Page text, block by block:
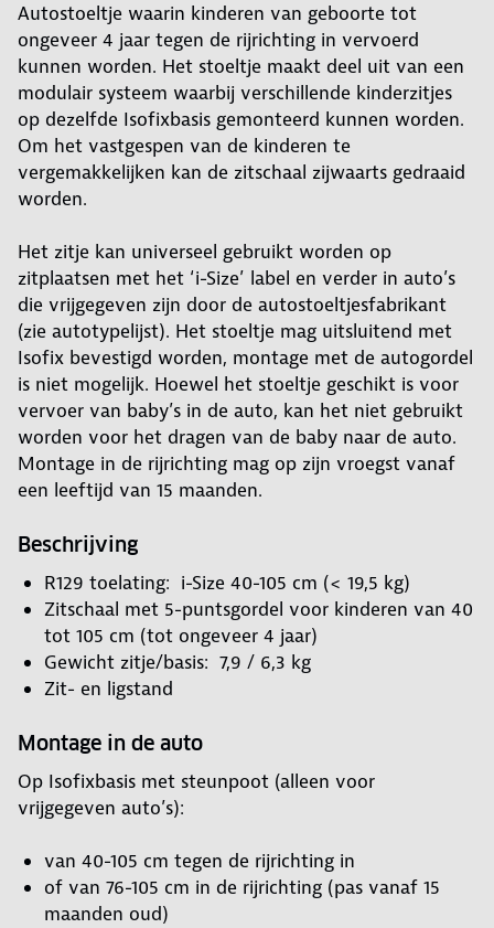
Autostoeltje waarin kinderen van geboorte tot
ongeveer 4 jaar tegen de rijrichting in vervoerd
kunnen worden. Het stoeltje maakt deel uit van een
modulair systeem waarbij verschillende kinderzitjes
op dezelfde Isofixbasis gemonteerd kunnen worden.
Om het vastgespen van de kinderen te
vergemakkelijken kan de zitschaal zijwaarts gedraaid
worden.
Het zitje kan universeel gebruikt worden op
zitplaatsen met het ‘i-Size’ label en verder in auto’s
die vrijgegeven zijn door de autostoeltjesfabrikant
(zie autotypelijst). Het stoeltje mag uitsluitend met
Isofix bevestigd worden, montage met de autogordel
is niet mogelijk. Hoewel het stoeltje geschikt is voor
vervoer van baby’s in de auto, kan het niet gebruikt
worden voor het dragen van de baby naar de auto.
Montage in de rijrichting mag op zijn vroegst vanaf
een leeftijd van 15 maanden.
Beschrijving
R129 toelating: i-Size 40-105 cm (< 19,5 kg)
Zitschaal met 5-puntsgordel voor kinderen van 40
tot 105 cm (tot ongeveer 4 jaar)
Gewicht zitje/basis: 7,9 / 6,3 kg
Zit- en ligstand
Montage in de auto
Op Isofixbasis met steunpoot (alleen voor
vrijgegeven auto’s):
van 40-105 cm tegen de rijrichting in
of van 76-105 cm in de rijrichting (pas vanaf 15
maanden oud)